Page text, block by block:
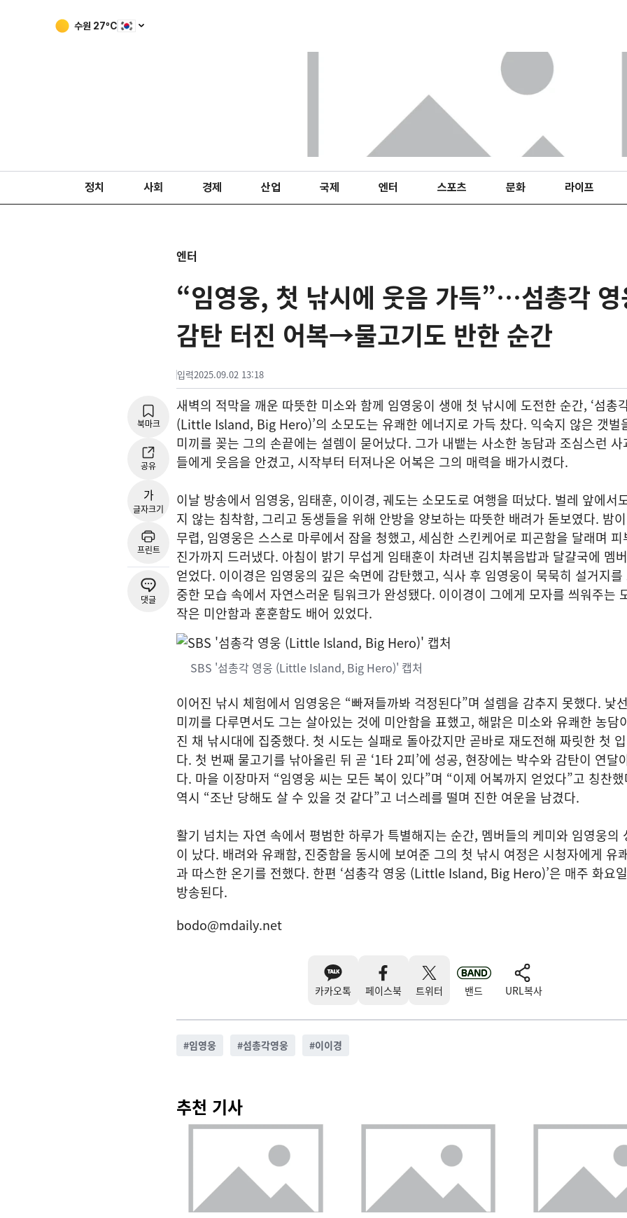
수원 27ºC
정치 사회 경제 산업 국제 엔터 스포츠 문화 라이프
엔터
“임영웅, 첫 낚시에 웃음 가득”…섬총각
감탄 터진 어복→물고기도 반한 순간
입력2025.09.02 13:18
북마크
공유
가
글자크기
프린트
댓글
새벽의 적막을 깨운 따뜻한 미소와 함께 임영웅이 생애 첫 낚시에 도전한 순간, ‘섬총
(Little Island, Big Hero)’의 소모도는 유쾌한 에너지로 가득 찼다. 익숙지 않은 갯벌
미끼를 꽂는 그의 손끝에는 설렘이 묻어났다. 그가 내뱉는 사소한 농담과 조심스런 사
들에게 웃음을 안겼고, 시작부터 터져나온 어복은 그의 매력을 배가시켰다.
이날 방송에서 임영웅, 임태훈, 이이경, 궤도는 소모도로 여행을 떠났다. 벌레 앞에서
지 않는 침착함, 그리고 동생들을 위해 안방을 양보하는 따뜻한 배려가 돋보였다. 밤
무렵, 임영웅은 스스로 마루에서 잠을 청했고, 세심한 스킨케어로 피곤함을 달래며 피
진가까지 드러냈다. 아침이 밝기 무섭게 임태훈이 차려낸 김치볶음밥과 달걀국에 멤
얻었다. 이이경은 임영웅의 깊은 숙면에 감탄했고, 식사 후 임영웅이 묵묵히 설거지를
중한 모습 속에서 자연스러운 팀워크가 완성됐다. 이이경이 그에게 모자를 씌워주는
작은 미안함과 훈훈함도 배어 있었다.
SBS '섬총각 영웅 (Little Island, Big Hero)' 캡처
이어진 낚시 체험에서 임영웅은 “빠져들까봐 걱정된다”며 설렘을 감추지 못했다. 낯
미끼를 다루면서도 그는 살아있는 것에 미안함을 표했고, 해맑은 미소와 유쾌한 농담
진 채 낚시대에 집중했다. 첫 시도는 실패로 돌아갔지만 곧바로 재도전해 짜릿한 첫
다. 첫 번째 물고기를 낚아올린 뒤 곧 ‘1타 2피’에 성공, 현장에는 박수와 감탄이 연달
다. 마을 이장마저 “임영웅 씨는 모든 복이 있다”며 “이제 어복까지 얻었다”고 칭찬
역시 “조난 당해도 살 수 있을 것 같다”고 너스레를 떨며 진한 여운을 남겼다.
활기 넘치는 자연 속에서 평범한 하루가 특별해지는 순간, 멤버들의 케미와 임영웅의
이 났다. 배려와 유쾌함, 진중함을 동시에 보여준 그의 첫 낚시 여정은 시청자에게 유
과 따스한 온기를 전했다. 한편 ‘섬총각 영웅 (Little Island, Big Hero)’은 매주 화요
방송된다.
bodo@mdaily.net
카카오톡 페이스북 트위터 밴드 URL복사
#임영웅 #섬총각영웅 #이이경
추천 기사